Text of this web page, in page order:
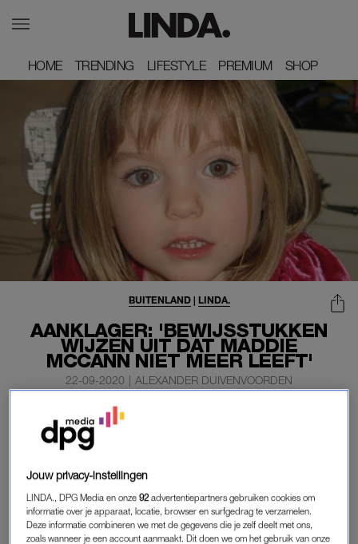
HOME
HOME TRENDING
TRENDING LIFESTYLE
LIFESTYLE PREMIUM
PREMIUM SHOP
SHOP
AANKLAGER: 'BEWIJSSTUKKEN
WIJZEN UIT DAT MADDIE
MCCANN NIET MEER LEEFT'
BUITENLAND| LINDA.
22-09-2020 | ALEXANDER DUIVENVOORDEN
Volgens de Duitse aanklager Hans Christian Wolters is
er in de zaak rondom Maddie McCann bewijsmateriaal
haar ouders in de Portugese Algarve. Details over het bewijs
houdt Wolters voor zichzelf.
Jouw privacy-instellingen
LINDA., DPG Media en onze92 advertentiepartners gebruiken cookies om
informatie over je apparaat, locatie, browser en surfgedrag te verzamelen.
Deze informatie combineren we met de gegevens die je zelf deelt met ons,
zoals wanneer je een account aanmaakt. Dit doen we om het gebruik van onze